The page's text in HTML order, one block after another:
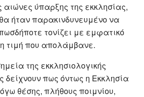
ύπαρξης της εκκλησίας,
ήταν παρακινδυνευμένο να
τονίζει με εμφατικό
τιμή που απολάμβανε.
της εκκλησιολογικής
πως όντως η Εκκλησία
θέσης, πλήθους ποιμνίου,